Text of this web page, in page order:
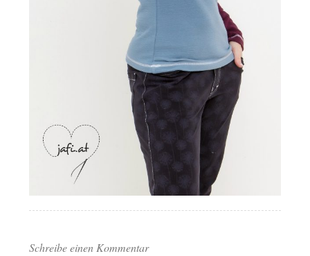
Schreibe einen Kommentar